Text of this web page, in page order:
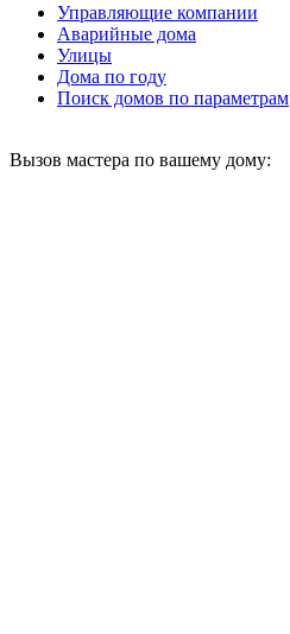
Главное меню
Управляющие компании
Аварийные дома
Улицы
Дома по году
Поиск домов по параметрам
Вызов мастера по вашему дому: